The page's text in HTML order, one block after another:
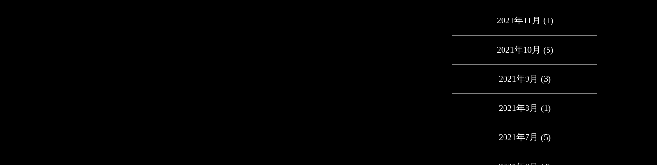
2021年11月 (1)
2021年10月 (5)
2021年9月 (3)
2021年8月 (1)
2021年7月 (5)